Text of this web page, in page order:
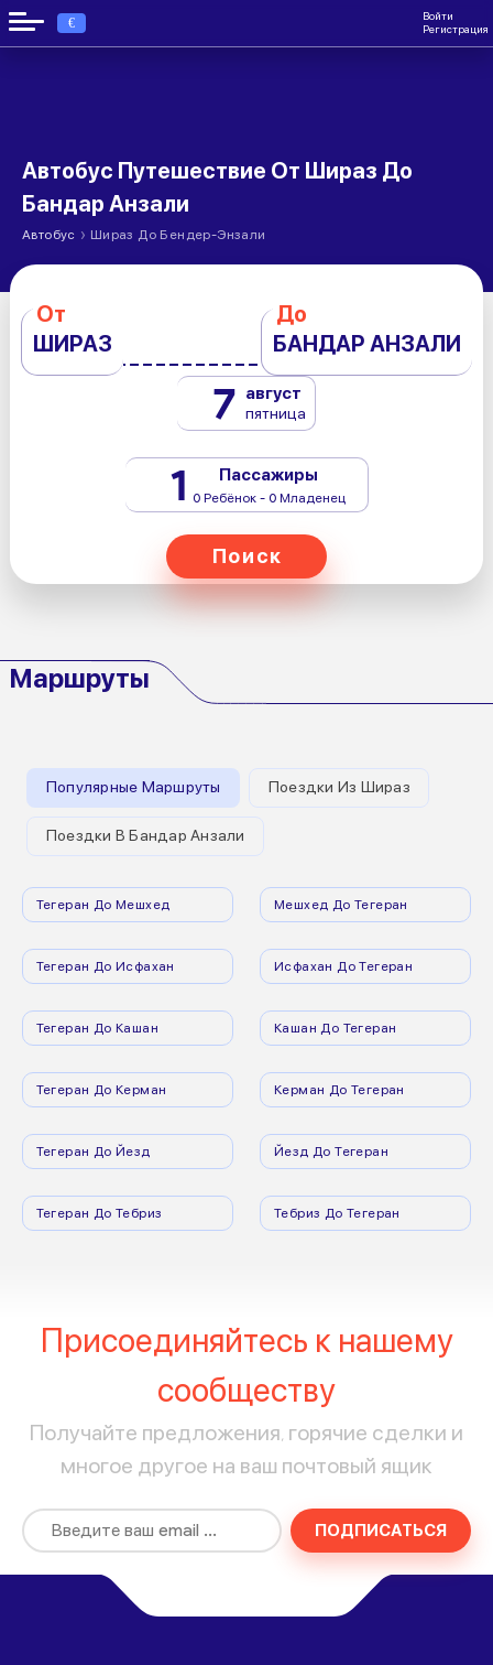
€
Войти
Регистрация
Автобус Путешествие От Шираз До
Бандар Анзали
Автобус › Шираз До Бендер-Энзали
От
ШИРАЗ
До
БАНДАР АНЗАЛИ
7 август
пятница
1 Пассажиры
0 Ребёнок - 0 Младенец
Поиск
Маршруты
Популярные Маршруты Поездки Из Шираз
Поездки В Бандар Анзали
Тегеран До Мешхед Мешхед До Тегеран
Тегеран До Исфахан Исфахан До Тегеран
Тегеран До Кашан Кашан До Тегеран
Тегеран До Керман Керман До Тегеран
Тегеран До Йезд Йезд До Тегеран
Тегеран До Тебриз Тебриз До Тегеран
Присоединяйтесь к нашему
сообществу
Получайте предложения, горячие сделки и
многое другое на ваш почтовый ящик
ПОДПИСАТЬСЯ